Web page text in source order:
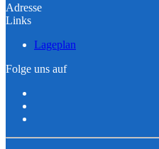
Adresse
Links
Lageplan
Folge uns auf